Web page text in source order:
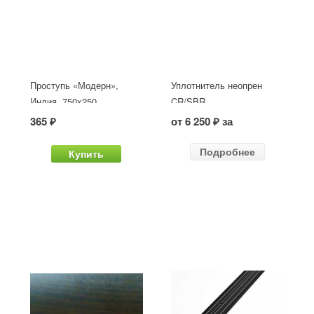
Проступь «Модерн»,
Индия, 750x250
365 ₽
Купить
Уплотнитель неопрен
CR/SBR
от 6 250 ₽ за
Подробнее